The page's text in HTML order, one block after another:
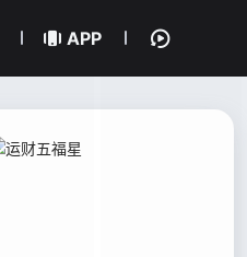
APP